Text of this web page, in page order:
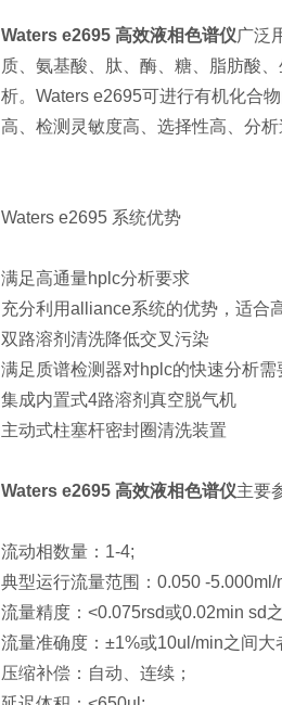
Waters e2695 高效液相色谱仪广泛
质、氨基酸、肽、酶、糖、脂肪酸
析。Waters e2695可进行有机化合
高、检测灵敏度高、选择性高、分析
Waters e2695 系统优势
满足高通量hplc分析要求
充分利用alliance系统的优势，适合
双路溶剂清洗降低交叉污染
满足质谱检测器对hplc的快速分析需
集成内置式4路溶剂真空脱气机
主动式柱塞杆密封圈清洗装置
Waters e2695 高效液相色谱仪主要
流动相数量：1-4;
典型运行流量范围：0.050 -5.000ml/
流量精度：<0.075rsd或0.02min sd
流量准确度：±1%或10ul/min之间大
压缩补偿：自动、连续；